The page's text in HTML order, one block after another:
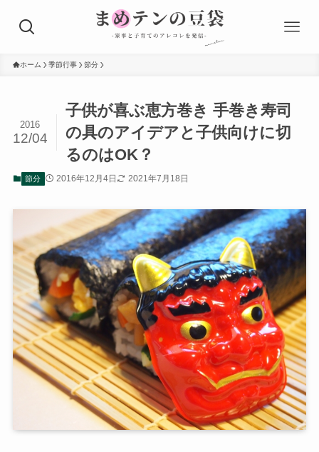
ホーム 季節行事 節分
子供が喜ぶ恵方巻き 手巻き寿司
の具のアイデアと子供向けに切
るのはOK？
2016
12/04
節分 2016年12月4日 2021年7月18日